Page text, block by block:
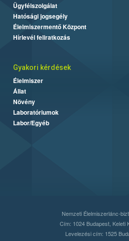
Ügyfélszolgálat
Hatósági jogsegély
Élelmiszermentő Központ
Hírlevél feliratkozás
Gyakori kérdések
Élelmiszer
Állat
Növény
Laboratóriumok
Labor/Egyéb
Nemzeti Élelmiszerlánc-
Cím: 1024 Budapest, Keleti
Levelezési cím: 1525